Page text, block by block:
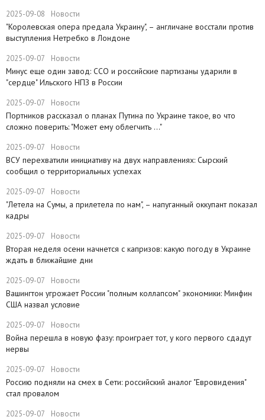
2025-09-08 Новости
"Королевская опера предала Украину", – англичане восстали против
выступления Нетребко в Лондоне
2025-09-07 Новости
Минус еще один завод: ССО и российские партизаны ударили в
"сердце" Ильского НПЗ в России
2025-09-07 Новости
Портников рассказал о планах Путина по Украине такое, во что
сложно поверить: "Может ему облегчить ..."
2025-09-07 Новости
ВСУ перехватили инициативу на двух направлениях: Сырский
сообщил о территориальных успехах
2025-09-07 Новости
​"Летела на Сумы, а прилетела по нам", – напуганный оккупант показал
кадры
2025-09-07 Новости
Вторая неделя осени начнется с капризов: какую погоду в Украине
ждать в ближайшие дни
2025-09-07 Новости
Вашингтон угрожает России "полным коллапсом" экономики: Минфин
США назвал условие
2025-09-07 Новости
​Война перешла в новую фазу: проиграет тот, у кого первого сдадут
нервы
2025-09-07 Новости
Россию подняли на смех в Сети: российский аналог "Евровидения"
стал провалом
2025-09-07 Новости